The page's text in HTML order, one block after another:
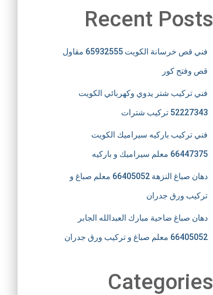
Recent Posts
فني قص خرسانة الكويت 65932555 مقاول
قص وفتح كور
فني تركيب شتر يدوي وكهربائي الكويت
52227343 تركيب شترات
فني تركيب باركيه سيراميك الكويت
66447375 معلم سيراميك و باركيه
دهان صباغ النزهة 66405052 معلم صباغ و
تركيب ورق جدران
دهان صباغ ضاحية مبارك العبدالله الجابر
66405052 معلم صباغ و تركيب ورق جدران
Categories